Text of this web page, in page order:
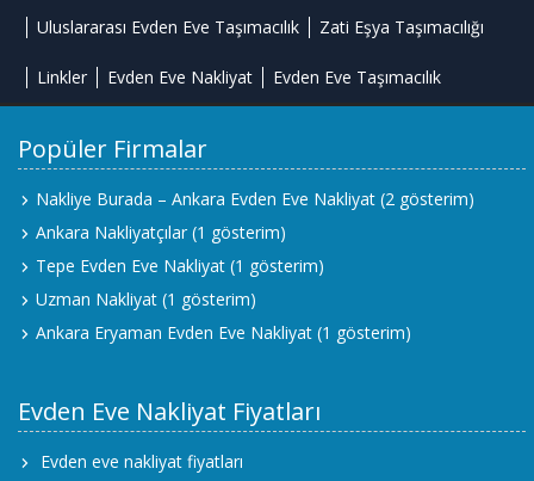
Uluslararası Evden Eve Taşımacılık Zati Eşya Taşımacılığı
Linkler Evden Eve Nakliyat Evden Eve Taşımacılık
Popüler Firmalar
Nakliye Burada – Ankara Evden Eve Nakliyat (2 gösterim)
Ankara Nakliyatçılar (1 gösterim)
Tepe Evden Eve Nakliyat (1 gösterim)
Uzman Nakliyat (1 gösterim)
Ankara Eryaman Evden Eve Nakliyat (1 gösterim)
Evden Eve Nakliyat Fiyatları
Evden eve nakliyat fiyatları